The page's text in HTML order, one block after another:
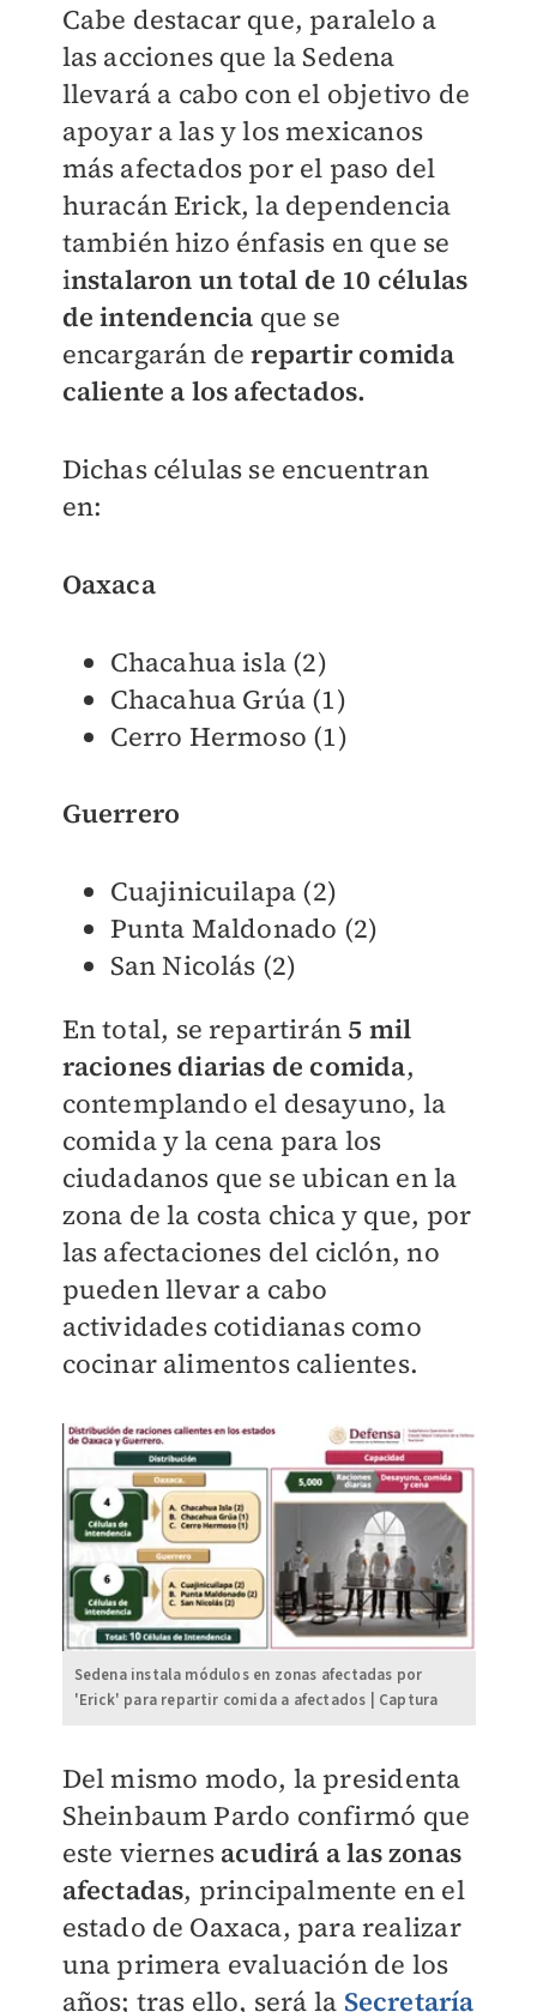
Cabe destacar que, paralelo a
las acciones que la Sedena
llevará a cabo con el objetivo de
apoyar a las y los mexicanos
más afectados por el paso del
huracán Erick, la dependencia
también hizo énfasis en que se
instalaron un total de 10 células
de intendencia que se
encargarán derepartir comida
caliente a los afectados.
Dichas células se encuentran
en:
Oaxaca
Chacahua isla (2)
Chacahua Grúa (1)
Cerro Hermoso (1)
Guerrero
Cuajinicuilapa (2)
Punta Maldonado (2)
San Nicolás (2)
En total, se repartirán 5 mil
raciones diarias de comida,
contemplando el desayuno, la
comida y la cena para los
ciudadanos que se ubican en la
zona de la costa chica y que, por
las afectaciones del ciclón, no
pueden llevar a cabo
actividades cotidianas como
cocinar alimentos calientes.
Sedena instala módulos en zonas afectadas por
'Erick' para repartir comida a afectados | Captura
Del mismo modo, la presidenta
Sheinbaum Pardo confirmó que
este viernesacudirá a las zonas
afectadas, principalmente en el
estado de Oaxaca, para realizar
una primera evaluación de los
años; tras ello, será la Secretaría